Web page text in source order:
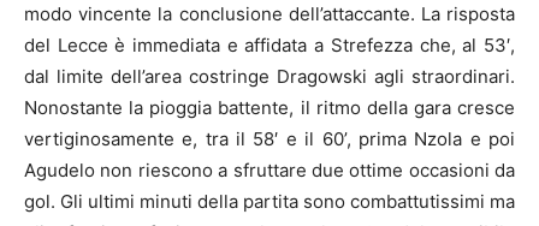
modo vincente la conclusione dell’attaccante. La risposta
del Lecce è immediata e affidata a Strefezza che, al 53′,
dal limite dell’area costringe Dragowski agli straordinari.
Nonostante la pioggia battente, il ritmo della gara cresce
vertiginosamente e, tra il 58′ e il 60’, prima Nzola e poi
Agudelo non riescono a sfruttare due ottime occasioni da
gol. Gli ultimi minuti della partita sono combattutissimi ma